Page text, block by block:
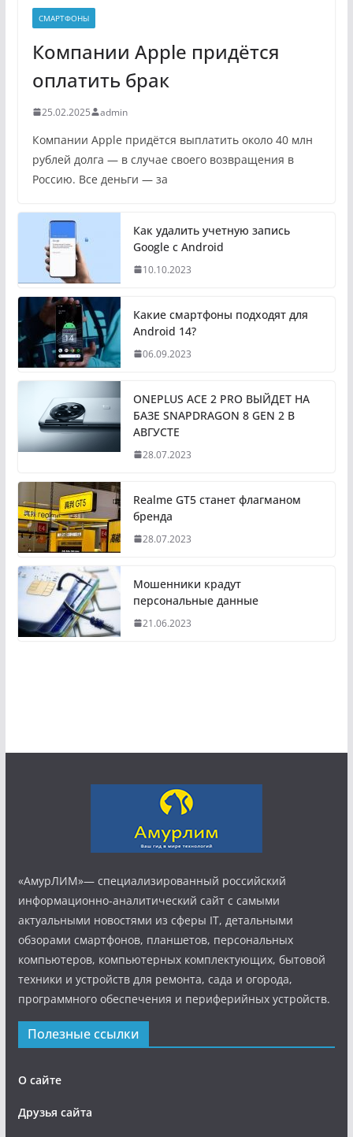
СМАРТФОНЫ
Компании Apple придётся
оплатить брак
25.02.2025 admin
Компании Apple придётся выплатить около 40 млн
рублей долга — в случае своего возвращения в
Россию. Все деньги — за
Как удалить учетную запись
Google с Android
10.10.2023
Какие смартфоны подходят для
Android 14?
06.09.2023
ONEPLUS ACE 2 PRO ВЫЙДЕТ НА
БАЗЕ SNAPDRAGON 8 GEN 2 В
АВГУСТЕ
28.07.2023
Realme GT5 станет флагманом
бренда
28.07.2023
Мошенники крадут
персональные данные
21.06.2023
«АмурЛИМ»— специализированный российский
информационно-аналитический сайт с самыми
актуальными новостями из сферы IT, детальными
обзорами смартфонов, планшетов, персональных
компьютеров, компьютерных комплектующих, бытовой
техники и устройств для ремонта, сада и огорода,
программного обеспечения и периферийных устройств.
Полезные ссылки
О сайте
Друзья сайта